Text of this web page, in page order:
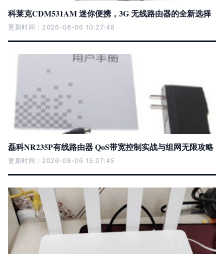
科莱克CDM531AM 迷你便携，3G 无线路由器的全新选择
更新时间：2026-08-06 10:27:48
磊科NR235P有线路由器 QoS带宽控制实战与组网无限攻略
更新时间：2026-08-06 15:07:45